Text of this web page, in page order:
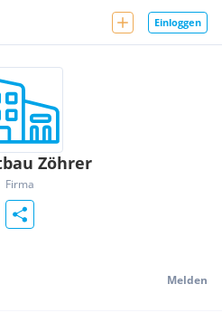
Einloggen
Zöhrer
Firma
Melden